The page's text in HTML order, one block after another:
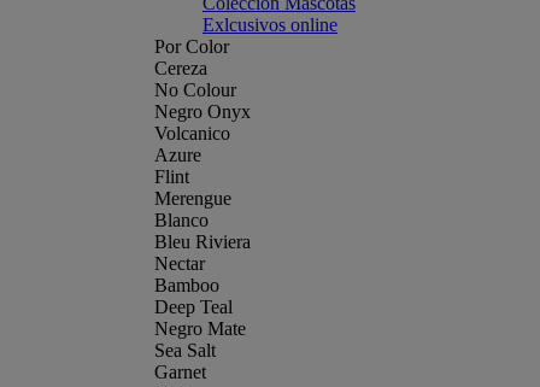
Exlcusivos online
Por Color
Cereza
No Colour
Negro Onyx
Volcanico
Azure
Flint
Merengue
Blanco
Bleu Riviera
Nectar
Bamboo
Deep Teal
Negro Mate
Sea Salt
Garnet